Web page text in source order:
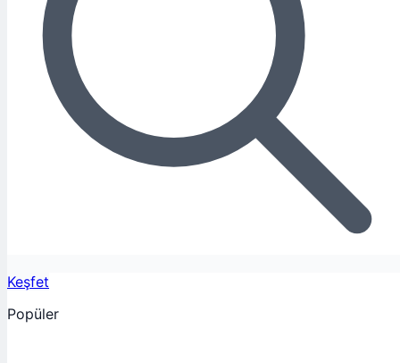
Keşfet
Popüler